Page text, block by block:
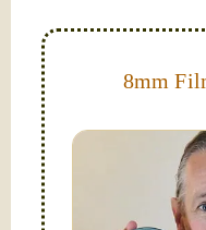
8mm
Simplify - get
We transfer 8mm
stick (or hard